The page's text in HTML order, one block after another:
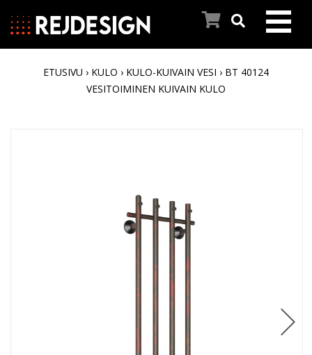
ETUSIVU
REJ DESIGNIN TARINA
ETUSIVU › KULO › KULO-KUIVAIN VESI › BT 40124
VESITOIMINEN KUIVAIN KULO